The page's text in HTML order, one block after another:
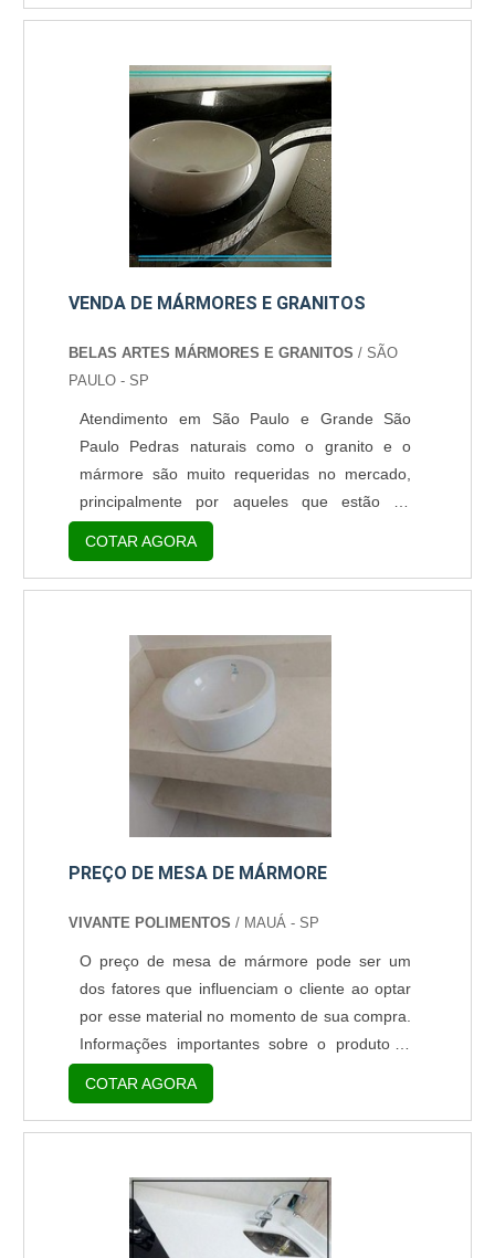
pedra é aplicável nos mais diversos tipos de
banheiros e pias para lavanderias. Alguns
exemplos de cores do mármore Travertino;
Bege Bahia; Branco Pinta; B....
VENDA DE MÁRMORES E GRANITOS
BELAS ARTES MÁRMORES E GRANITOS / SÃO
PAULO - SP
Atendimento em São Paulo e Grande São
Paulo Pedras naturais como o granito e o
mármore são muito requeridas no mercado,
principalmente por aqueles que estão no
processo de construção e reforma, seja de
imóveis residenciais ou comerciais. Entretanto,
por serem rochas ornamentais de origem
qualidade das pedras. Para isso, é
fundamental adquirir em empresas
especializadas na venda de mármores e
granitos para t....
COTAR AGORA
PREÇO DE MESA DE MÁRMORE
VIVANTE POLIMENTOS / MAUÁ - SP
O preço de mesa de mármore pode ser um
dos fatores que influenciam o cliente ao optar
por esse material no momento de sua compra.
Informações importantes sobre o produto O
mármore, por ser um produto mais sensível e
um pouco menos resistente, especialmente
quando comparado ao granito, é ideal para ser
contínuo, tais como a construção de tampos
de mesa. Outros projetos que recebem
perfeitamente o mármore são:....
COTAR AGORA